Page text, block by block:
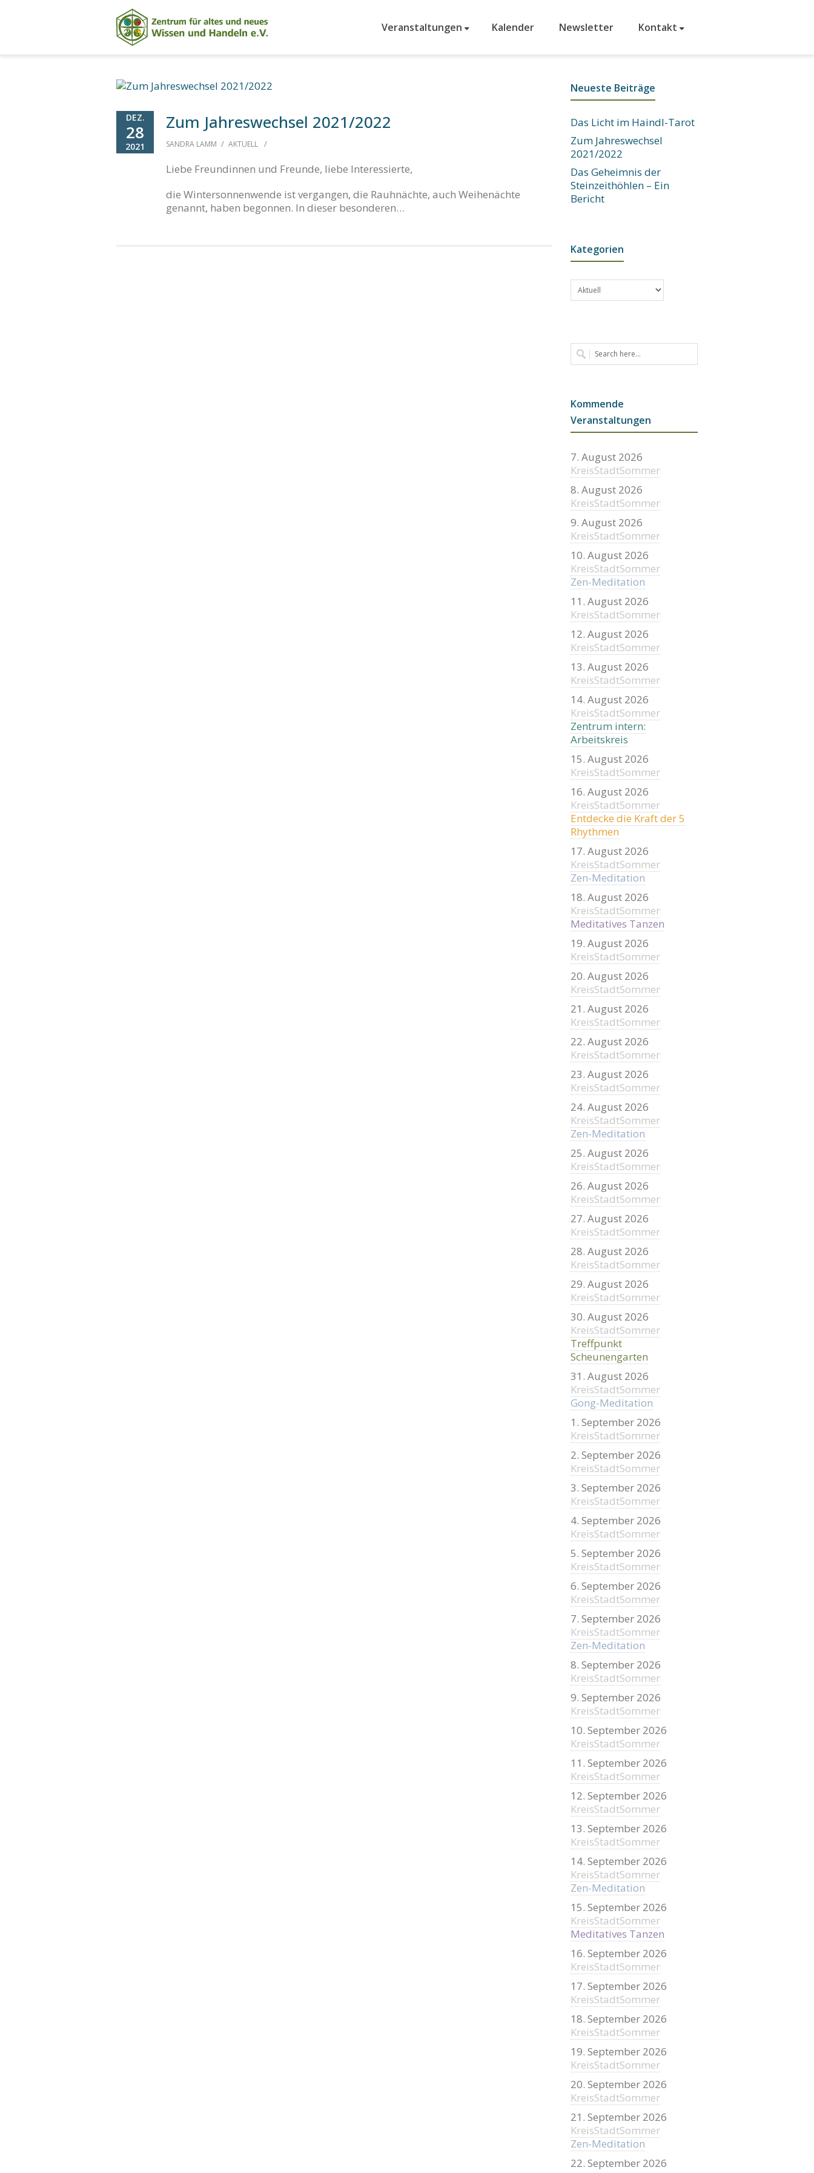
Veranstaltungen Kalender Newsletter Kontakt
DEZ.
28
2021
Zum Jahreswechsel 2021/2022
SANDRA LAMM / AKTUELL /
Liebe Freundinnen und Freunde, liebe Interessierte,
die Wintersonnenwende ist vergangen, die Rauhnächte, auch Weihenächte
genannt, haben begonnen. In dieser besonderen…
Neueste Beiträge
Das Licht im Haindl-Tarot
Zum Jahreswechsel
2021/2022
Das Geheimnis der
Steinzeithöhlen – Ein
Bericht
Kategorien
Kategorien
Kommende
Veranstaltungen
7. August 2026
KreisStadtSommer
8. August 2026
KreisStadtSommer
9. August 2026
KreisStadtSommer
10. August 2026
KreisStadtSommer
Zen-Meditation
11. August 2026
KreisStadtSommer
12. August 2026
KreisStadtSommer
13. August 2026
KreisStadtSommer
14. August 2026
KreisStadtSommer
Zentrum intern:
Arbeitskreis
15. August 2026
KreisStadtSommer
16. August 2026
KreisStadtSommer
Entdecke die Kraft der 5
Rhythmen
17. August 2026
KreisStadtSommer
Zen-Meditation
18. August 2026
KreisStadtSommer
Meditatives Tanzen
19. August 2026
KreisStadtSommer
20. August 2026
KreisStadtSommer
21. August 2026
KreisStadtSommer
22. August 2026
KreisStadtSommer
23. August 2026
KreisStadtSommer
24. August 2026
KreisStadtSommer
Zen-Meditation
25. August 2026
KreisStadtSommer
26. August 2026
KreisStadtSommer
27. August 2026
KreisStadtSommer
28. August 2026
KreisStadtSommer
29. August 2026
KreisStadtSommer
30. August 2026
KreisStadtSommer
Treffpunkt
Scheunengarten
31. August 2026
KreisStadtSommer
Gong-Meditation
1. September 2026
KreisStadtSommer
2. September 2026
KreisStadtSommer
3. September 2026
KreisStadtSommer
4. September 2026
KreisStadtSommer
5. September 2026
KreisStadtSommer
6. September 2026
KreisStadtSommer
7. September 2026
KreisStadtSommer
Zen-Meditation
8. September 2026
KreisStadtSommer
9. September 2026
KreisStadtSommer
10. September 2026
KreisStadtSommer
11. September 2026
KreisStadtSommer
12. September 2026
KreisStadtSommer
13. September 2026
KreisStadtSommer
14. September 2026
KreisStadtSommer
Zen-Meditation
15. September 2026
KreisStadtSommer
Meditatives Tanzen
16. September 2026
KreisStadtSommer
17. September 2026
KreisStadtSommer
18. September 2026
KreisStadtSommer
19. September 2026
KreisStadtSommer
20. September 2026
KreisStadtSommer
21. September 2026
KreisStadtSommer
Zen-Meditation
22. September 2026